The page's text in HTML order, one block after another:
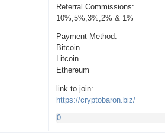
Referral Commissions:
10%,5%,3%,2% & 1%
Payment Method:
Bitcoin
Litcoin
Ethereum
link to join:
https://cryptobaron.biz/
0